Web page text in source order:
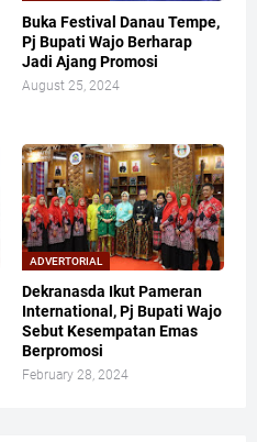
Buka Festival Danau Tempe,
Pj Bupati Wajo Berharap
Jadi Ajang Promosi
August 25, 2024
ADVERTORIAL
Dekranasda Ikut Pameran
International, Pj Bupati Wajo
Sebut Kesempatan Emas
Berpromosi
February 28, 2024